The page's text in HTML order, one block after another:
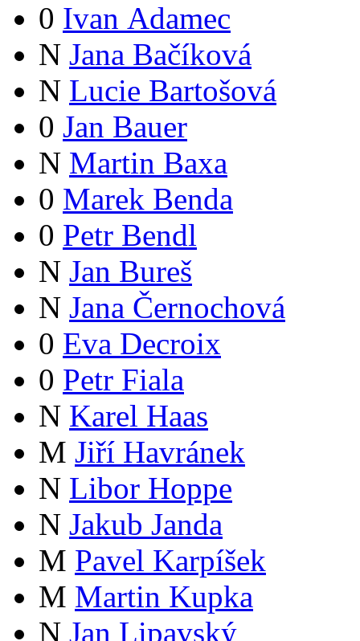
0 Ivan Adamec
N Jana Bačíková
N Lucie Bartošová
0 Jan Bauer
N Martin Baxa
0 Marek Benda
0 Petr Bendl
N Jan Bureš
N Jana Černochová
0 Eva Decroix
0 Petr Fiala
N Karel Haas
M Jiří Havránek
N Libor Hoppe
N Jakub Janda
M Pavel Karpíšek
M Martin Kupka
N Jan Lipavský